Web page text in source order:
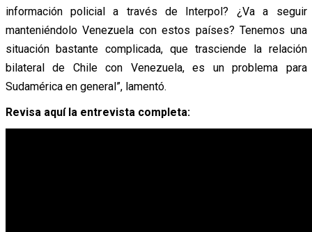
información policial a través de Interpol? ¿Va a seguir
manteniéndolo Venezuela con estos países? Tenemos una
situación bastante complicada, que trasciende la relación
bilateral de Chile con Venezuela, es un problema para
Sudamérica en general”, lamentó.
Revisa aquí la entrevista completa: